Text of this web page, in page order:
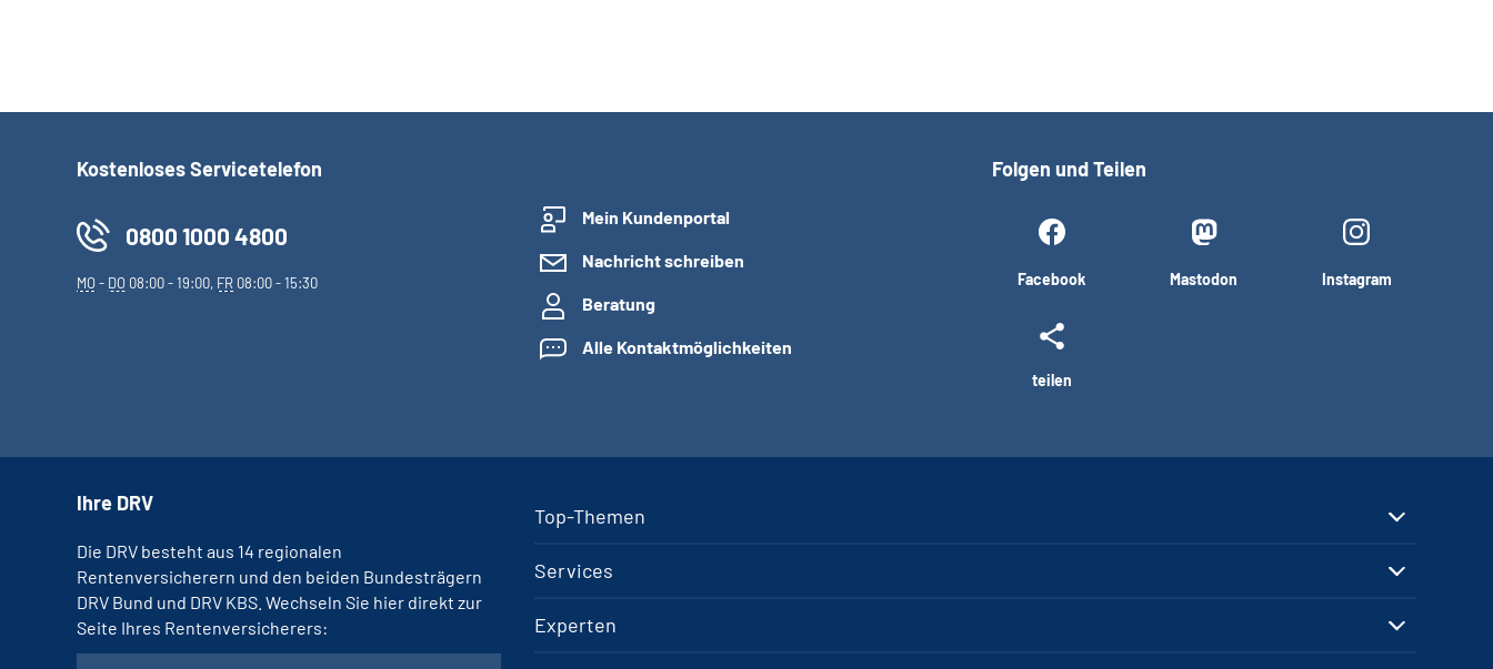
Kostenloses Servicetelefon
0800 1000 4800
MO- DO 08:00 - 19:00, FR 08:00 - 15:30
Mein Kundenportal
Nachricht schreiben
Beratung
Alle Kontaktmöglichkeiten
Folgen und Teilen
Facebook Mastodon Instagram
teilen
Top-Themen
Services
Experten
Ihre DRV
Die DRV besteht aus 14 regionalen
Rentenversicherern und den beiden Bundesträgern
DRV Bund und DRV KBS. Wechseln Sie hier direkt zur
Seite Ihres Rentenversicherers: